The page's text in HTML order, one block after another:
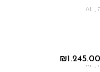
,
AF
₪
יבין
,
AF